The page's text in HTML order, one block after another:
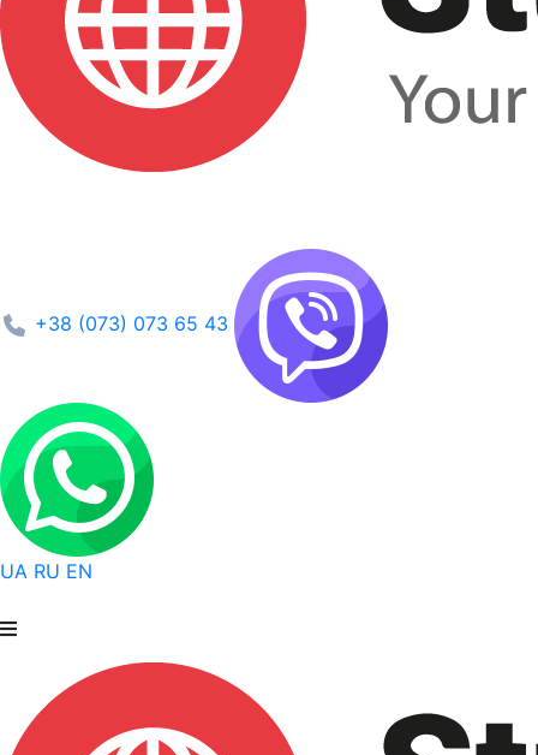
+38 (073) 073 65 43
UA RU EN